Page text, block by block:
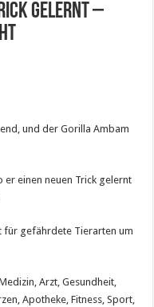
gelernt –
und der Gorilla Ambam
er einen neuen Trick gelernt
für gefährdete Tierarten um
Arzt, Gesundheit,
Apotheke, Fitness, Sport,